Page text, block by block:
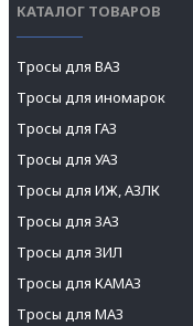
КАТАЛОГ ТОВАРОВ
Тросы для ВАЗ
Тросы для иномарок
Тросы для ГАЗ
Тросы для УАЗ
Тросы для ИЖ, АЗЛК
Тросы для ЗАЗ
Тросы для ЗИЛ
Тросы для КАМАЗ
Тросы для МАЗ